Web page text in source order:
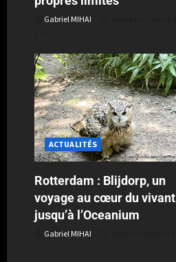
Gabriel MIHAI
ACTUALITÉS
Rotterdam : Blijdorp, un
voyage au cœur du vivant
jusqu’à l’Oceanium
Gabriel MIHAI